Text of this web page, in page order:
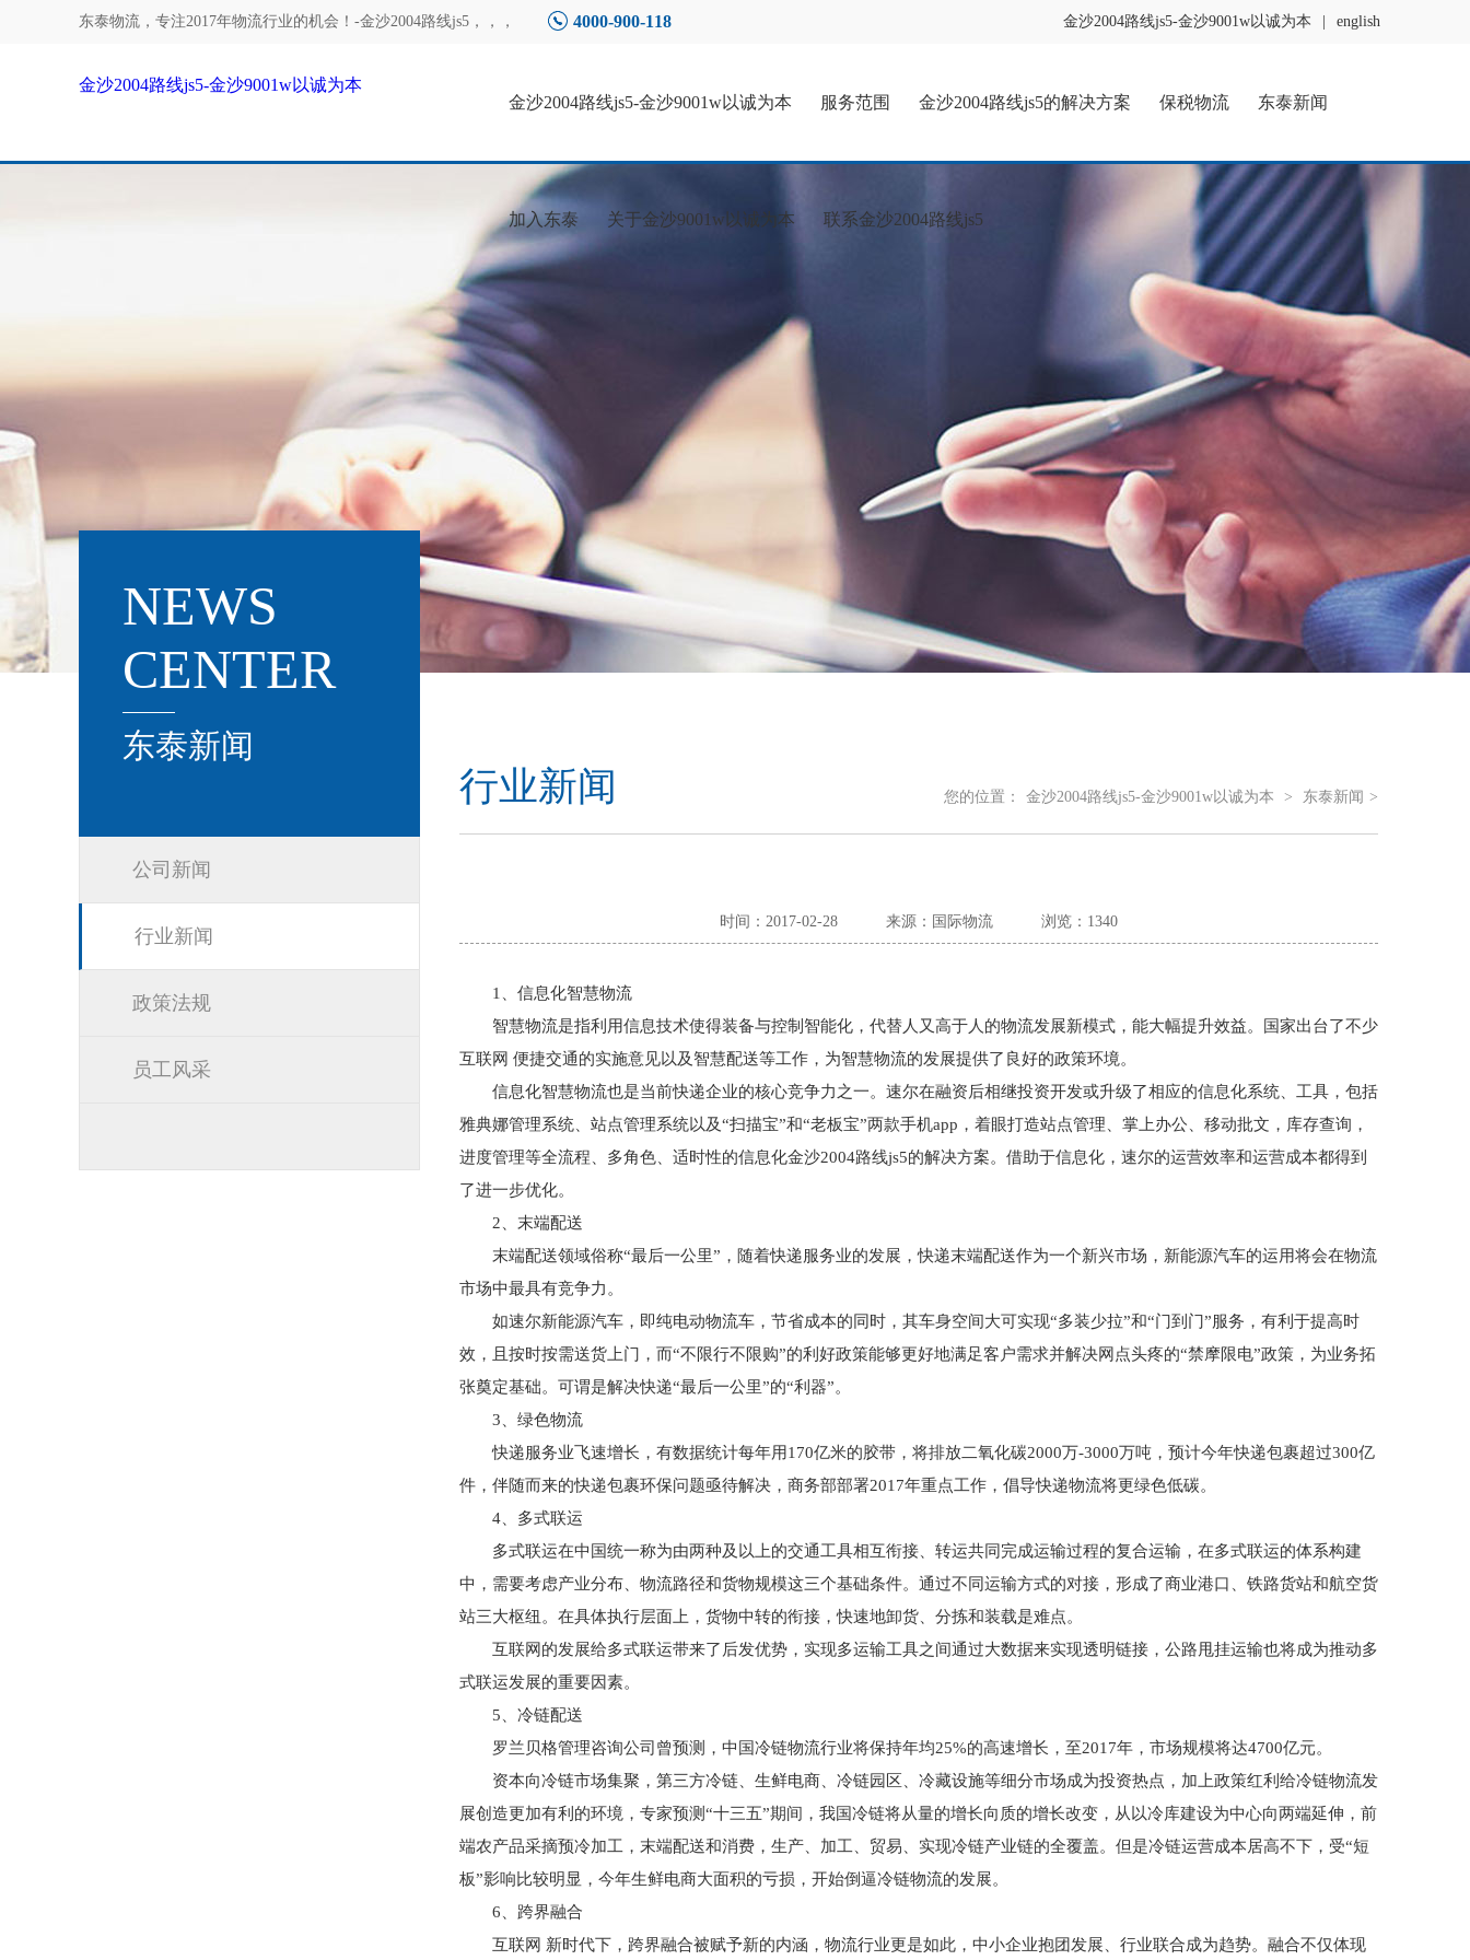
东泰物流，专注2017年物流行业的机会！-金沙2004路线js5 ，，， 4000-900-118 金沙2004路线js5-金沙9001w以诚为本 english
金沙2004路线js5-金沙9001w以诚为本
金沙2004路线js5-金沙9001w以诚为本
服务范围 金沙2004路线js5的解决方案 保税物流 东泰新闻
加入东泰 关于金沙9001w以诚为本 联系金沙2004路线js5
NEWS
CENTER
东泰新闻
公司新闻
行业新闻
政策法规
员工风采
行业新闻 您的位置： 金沙2004路线js5-金沙9001w以诚为本 > 东泰新闻 >
时间：2017-02-28 来源：国际物流 浏览：1340
1、信息化智慧物流
智慧物流是指利用信息技术使得装备与控制智能化，代替人又高于人的物流发展新模式，能大幅提升效益。国家出台了不少
互联网 便捷交通的实施意见以及智慧配送等工作，为智慧物流的发展提供了良好的政策环境。
信息化智慧物流也是当前快递企业的核心竞争力之一。速尔在融资后相继投资开发或升级了相应的信息化系统、工具，包括
雅典娜管理系统、站点管理系统以及“扫描宝”和“老板宝”两款手机app，着眼打造站点管理、掌上办公、移动批文，库存查询，
进度管理等全流程、多角色、适时性的信息化金沙2004路线js5的解决方案。借助于信息化，速尔的运营效率和运营成本都得到
了进一步优化。
2、末端配送
末端配送领域俗称“最后一公里”，随着快递服务业的发展，快递末端配送作为一个新兴市场，新能源汽车的运用将会在物流
市场中最具有竞争力。
如速尔新能源汽车，即纯电动物流车，节省成本的同时，其车身空间大可实现“多装少拉”和“门到门”服务，有利于提高时
效，且按时按需送货上门，而“不限行不限购”的利好政策能够更好地满足客户需求并解决网点头疼的“禁摩限电”政策，为业务拓
张奠定基础。可谓是解决快递“最后一公里”的“利器”。
3、绿色物流
快递服务业飞速增长，有数据统计每年用170亿米的胶带，将排放二氧化碳2000万-3000万吨，预计今年快递包裹超过300亿
件，伴随而来的快递包裹环保问题亟待解决，商务部部署2017年重点工作，倡导快递物流将更绿色低碳。
4、多式联运
多式联运在中国统一称为由两种及以上的交通工具相互衔接、转运共同完成运输过程的复合运输，在多式联运的体系构建
中，需要考虑产业分布、物流路径和货物规模这三个基础条件。通过不同运输方式的对接，形成了商业港口、铁路货站和航空货
站三大枢纽。在具体执行层面上，货物中转的衔接，快速地卸货、分拣和装载是难点。
互联网的发展给多式联运带来了后发优势，实现多运输工具之间通过大数据来实现透明链接，公路甩挂运输也将成为推动多
式联运发展的重要因素。
5、冷链配送
罗兰贝格管理咨询公司曾预测，中国冷链物流行业将保持年均25%的高速增长，至2017年，市场规模将达4700亿元。
资本向冷链市场集聚，第三方冷链、生鲜电商、冷链园区、冷藏设施等细分市场成为投资热点，加上政策红利给冷链物流发
展创造更加有利的环境，专家预测“十三五”期间，我国冷链将从量的增长向质的增长改变，从以冷库建设为中心向两端延伸，前
端农产品采摘预冷加工，末端配送和消费，生产、加工、贸易、实现冷链产业链的全覆盖。但是冷链运营成本居高不下，受“短
板”影响比较明显，今年生鲜电商大面积的亏损，开始倒逼冷链物流的发展。
6、跨界融合
互联网 新时代下，跨界融合被赋予新的内涵，物流行业更是如此，中小企业抱团发展、行业联合成为趋势。融合不仅体现